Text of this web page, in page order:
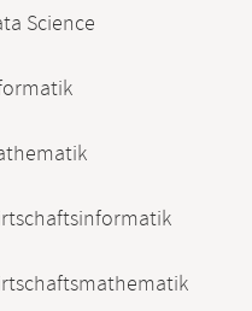
Science